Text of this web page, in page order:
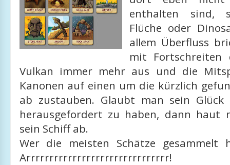
enthalten sind,
Flüche oder
allem Überfluss
mit Fortschreiten
Vulkan immer mehr aus und die
Kanonen auf einen um die kürzlich
ab zustauben. Glaubt man sein Glück
herausgefordert zu haben, dann haut
sein Schiff ab.
Wer die meisten Schätze gesammelt
Arrrrrrrrrrrrrrrrrrrrrrrrrrrrrrr!